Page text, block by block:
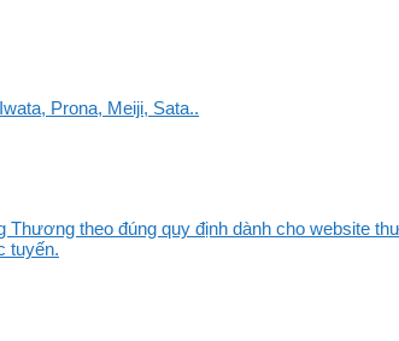
Prona, Meiji, Sata..
Thương theo đúng quy định dành cho website
tuyến.